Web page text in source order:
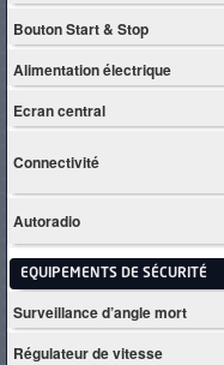
Bouton Start & Stop
Alimentation électrique
Ecran central
Connectivité
Autoradio
EQUIPEMENTS DE SÉCURITÉ
Surveillance d’angle mort
Régulateur de vitesse